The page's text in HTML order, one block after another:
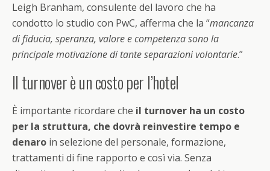
Leigh Branham, consulente del lavoro che ha
condotto lo studio con PwC, afferma che la “mancanza
di fiducia, speranza, valore e competenza sono la
principale motivazione di tante separazioni volontarie.”
Il turnover è un costo per l’hotel
È importante ricordare che il turnover ha un costo
per la struttura, che dovrà reinvestire tempo e
denaro in selezione del personale, formazione,
trattamenti di fine rapporto e così via. Senza